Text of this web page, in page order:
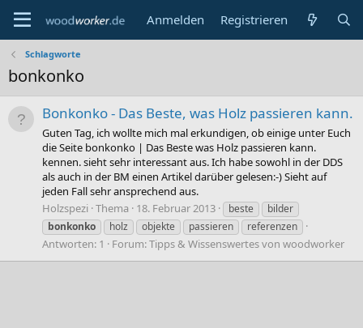
Anmelden Registrieren
Schlagworte
bonkonko
Bonkonko - Das Beste, was Holz passieren kann.
Guten Tag, ich wollte mich mal erkundigen, ob einige unter Euch
die Seite bonkonko | Das Beste was Holz passieren kann.
kennen. sieht sehr interessant aus. Ich habe sowohl in der DDS
als auch in der BM einen Artikel darüber gelesen:-) Sieht auf
jeden Fall sehr ansprechend aus.
Holzspezi Thema 18. Februar 2013 beste
bilder
bonkonko
holz objekte passieren referenzen
Antworten: 1 Forum:Tipps & Wissenswertes von woodworker